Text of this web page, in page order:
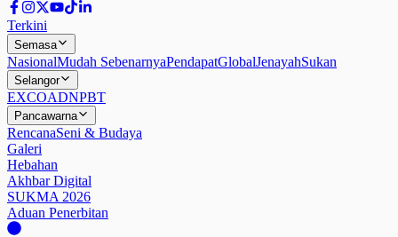
Terkini
Semasa
NasionalMudah SebenarnyaPendapatGlobalJenayahSukan
Selangor
EXCOADNPBT
Pancawarna
RencanaSeni & Budaya
Galeri
Hebahan
Akhbar Digital
SUKMA 2026
Aduan Penerbitan